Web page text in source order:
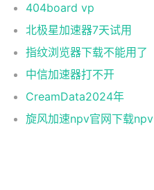
404board vp
北极星加速器7天试用
指纹浏览器下载不能用了
中信加速器打不开
CreamData2024年
旋风加速npv官网下载npv